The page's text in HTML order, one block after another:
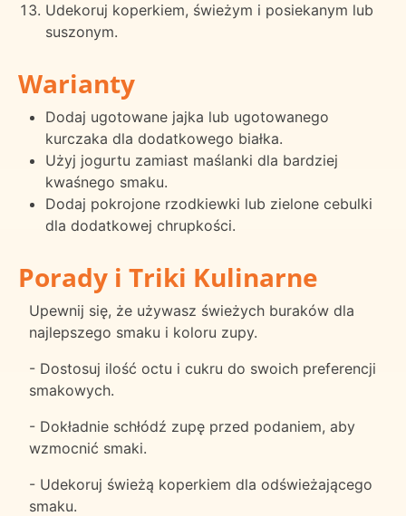
Udekoruj koperkiem, świeżym i posiekanym lub
suszonym.
Warianty
Dodaj ugotowane jajka lub ugotowanego
kurczaka dla dodatkowego białka.
Użyj jogurtu zamiast maślanki dla bardziej
kwaśnego smaku.
Dodaj pokrojone rzodkiewki lub zielone cebulki
dla dodatkowej chrupkości.
Porady i Triki Kulinarne
Upewnij się, że używasz świeżych buraków dla
najlepszego smaku i koloru zupy.
- Dostosuj ilość octu i cukru do swoich preferencji
smakowych.
- Dokładnie schłódź zupę przed podaniem, aby
wzmocnić smaki.
- Udekoruj świeżą koperkiem dla odświeżającego
smaku.